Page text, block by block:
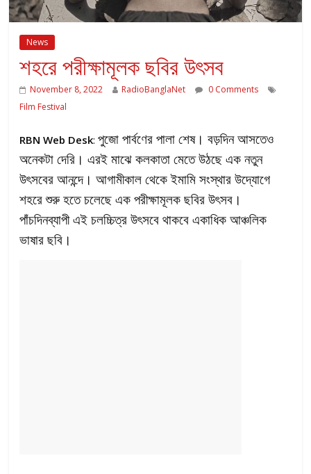
News
শহরে পরীক্ষামূলক ছবির উৎসব
November 8, 2022 RadioBanglaNet
0 Comments
Film Festival
RBN Web Desk:পুজো পার্বণের পালা শেষ। বড়দিন আসতেও
অনেকটা দেরি। এরই মাঝে কলকাতা মেতে উঠছে এক নতুন
উৎসবের আনন্দে। আগামীকাল থেকে ইমামি সংস্থার উদ্যোগে
শহরে শুরু হতে চলেছে এক পরীক্ষামূলক ছবির উৎসব।
পাঁচদিনব্যাপী এই চলচ্চিত্র উৎসবে থাকবে একাধিক আঞ্চলিক
ভাষার ছবি।